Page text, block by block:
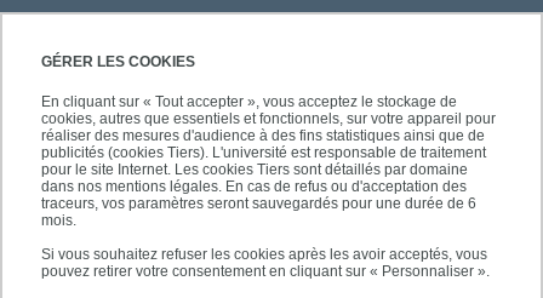
GÉRER LES COOKIES
En cliquant sur « Tout accepter », vous acceptez le stockage de
cookies, autres que essentiels et fonctionnels, sur votre appareil pour
réaliser des mesures d'audience à des fins statistiques ainsi que de
publicités (cookies Tiers). L'université est responsable de traitement
pour le site Internet. Les cookies Tiers sont détaillés par domaine
dans nos mentions légales. En cas de refus ou d'acceptation des
traceurs, vos paramètres seront sauvegardés pour une durée de 6
mois.
Si vous souhaitez refuser les cookies après les avoir acceptés, vous
pouvez retirer votre consentement en cliquant sur « Personnaliser ».